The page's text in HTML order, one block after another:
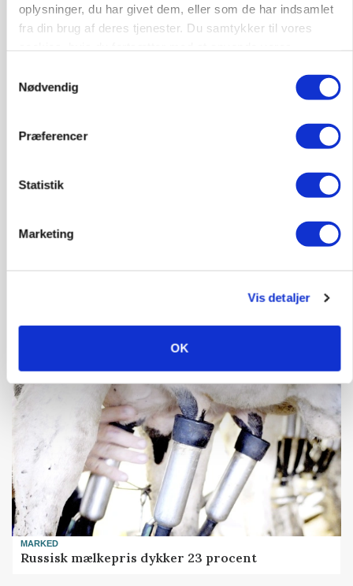
oplysninger, du har givet dem, eller som de har indsamlet
fra din brug af deres tjenester. Du samtykker til vores
Nødvendig
Præferencer
Statistik
Marketing
Vis detaljer
OK
Ejer eller medejer? Nyt tv-format udfordrer
landbrugets ejerstruktur
MARKED
Russisk mælkepris dykker 23 procent